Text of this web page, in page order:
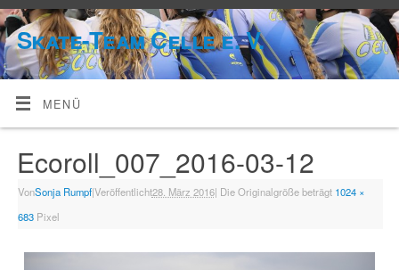
Skate-Team Celle e. V.
MENÜ
Ecoroll_007_2016-03-12
VonSonja Rumpf|Veröffentlicht28. März 2016| Die Originalgröße beträgt 1024 ×
683Pixel